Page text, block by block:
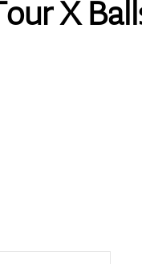
X